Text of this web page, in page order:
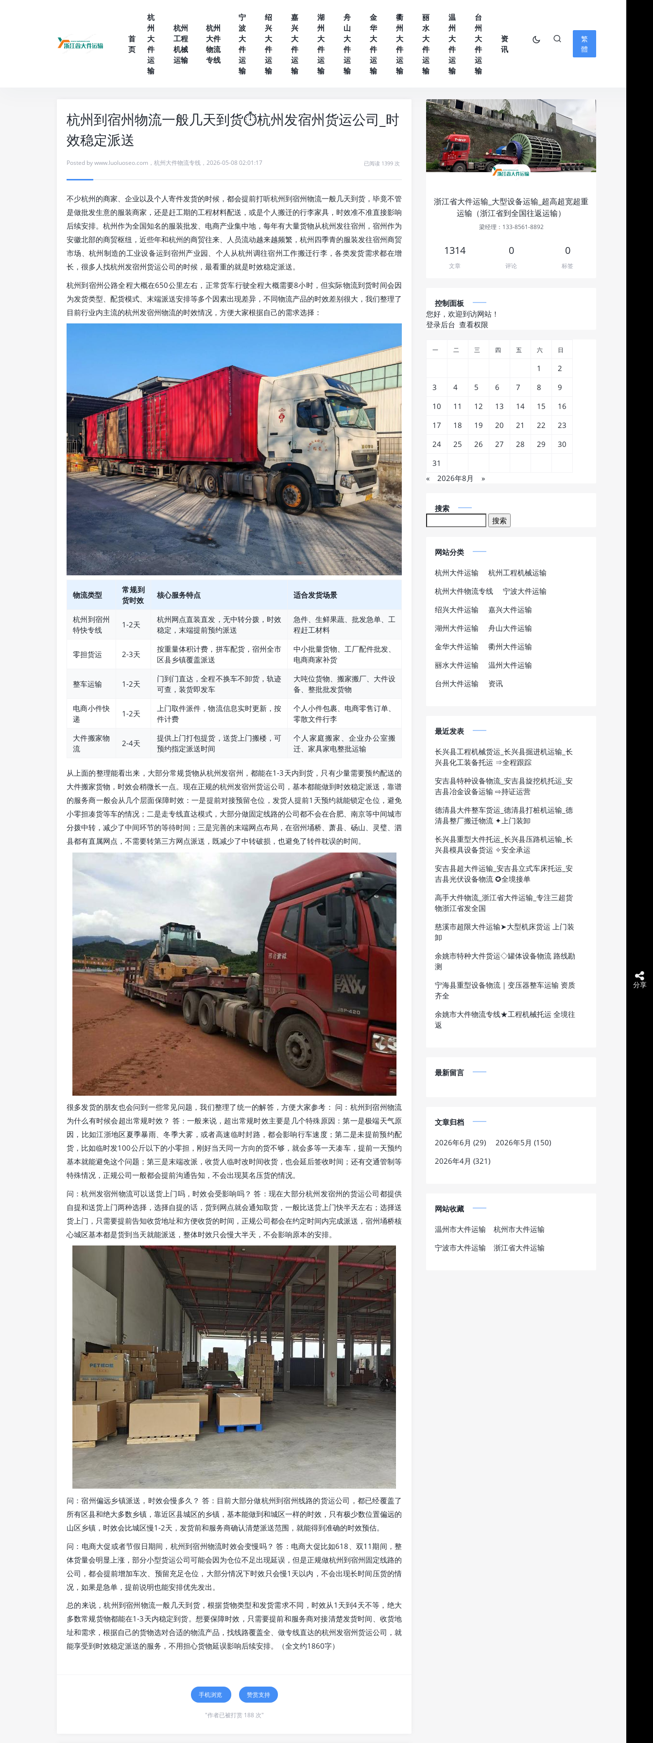
首
页
杭
州
大
件
运
输
杭州
工程
机械
运输
杭州
大件
物流
专线
宁
波
大
件
运
输
绍
兴
大
件
运
输
嘉
兴
大
件
运
输
湖
州
大
件
运
输
舟
山
大
件
运
输
金
华
大
件
运
输
衢
州
大
件
运
输
丽
水
大
件
运
输
温
州
大
件
运
输
台
州
大
件
运
输
资
讯
繁
體
杭州到宿州物流一般几天到货⏱️杭州发宿州货运公司_时
效稳定派送
Posted bywww.luoluoseo.com ， 杭州大件物流专线 ， 2026-05-08 02:01:17 已阅读 1399 次
不少杭州的商家、企业以及个人寄件发货的时候，都会提前打听杭州到宿州物流一般几天到货，毕竟不管
是做批发生意的服装商家，还是赶工期的工程材料配送，或是个人搬迁的行李家具，时效准不准直接影响
后续安排。杭州作为全国知名的服装批发、电商产业集中地，每年有大量货物从杭州发往宿州，宿州作为
安徽北部的商贸枢纽，近些年和杭州的商贸往来、人员流动越来越频繁，杭州四季青的服装发往宿州商贸
市场、杭州制造的工业设备运到宿州产业园、个人从杭州调往宿州工作搬迁行李，各类发货需求都在增
长，很多人找杭州发宿州货运公司的时候，最看重的就是时效稳定派送。
杭州到宿州公路全程大概在650公里左右，正常货车行驶全程大概需要8小时，但实际物流到货时间会因
为发货类型、配货模式、末端派送安排等多个因素出现差异，不同物流产品的时效差别很大，我们整理了
目前行业内主流的杭州发宿州物流的时效情况，方便大家根据自己的需求选择：
物流类型
常规到
货时效
核心服务特点 适合发货场景
杭州到宿州
特快专线
1-2天
杭州网点直装直发，无中转分拨，时效
稳定，末端提前预约派送
急件、生鲜果蔬、批发急单、工
程赶工材料
零担货运 2-3天
按重量体积计费，拼车配货，宿州全市
区县乡镇覆盖派送
中小批量货物、工厂配件批发、
电商商家补货
整车运输 1-2天
门到门直达，全程不换车不卸货，轨迹
可查，装货即发车
大吨位货物、搬家搬厂、大件设
备、整批批发货物
电商小件快
递
1-2天
上门取件派件，物流信息实时更新，按
件计费
个人小件包裹、电商零售订单、
零散文件行李
大件搬家物
流
2-4天
提供上门打包提货，送货上门搬楼，可
预约指定派送时间
个人家庭搬家、企业办公室搬
迁、家具家电整批运输
从上面的整理能看出来，大部分常规货物从杭州发宿州，都能在1-3天内到货，只有少量需要预约配送的
大件搬家货物，时效会稍微长一点。现在正规的杭州发宿州货运公司，基本都能做到时效稳定派送，靠谱
的服务商一般会从几个层面保障时效：一是提前对接预留仓位，发货人提前1天预约就能锁定仓位，避免
小零担凑货等车的情况；二是走专线直达模式，大部分做固定线路的公司都不会在合肥、南京等中间城市
分拨中转，减少了中间环节的等待时间；三是完善的末端网点布局，在宿州埇桥、萧县、砀山、灵璧、泗
县都有直属网点，不需要转第三方网点派送，既减少了中转破损，也避免了转件耽误的时间。
很多发货的朋友也会问到一些常见问题，我们整理了统一的解答，方便大家参考： 问：杭州到宿州物流
为什么有时候会超出常规时效？ 答：一般来说，超出常规时效主要是几个特殊原因：第一是极端天气原
因，比如江浙地区夏季暴雨、冬季大雾，或者高速临时封路，都会影响行车速度；第二是未提前预约配
货，比如临时发100公斤以下的小零担，刚好当天同一方向的货不够，就会多等一天凑车，提前一天预约
基本就能避免这个问题；第三是末端改派，收货人临时改时间收货，也会延后签收时间；还有交通管制等
特殊情况，正规公司一般都会提前沟通告知，不会出现莫名压货的情况。
问：杭州发宿州物流可以送货上门吗，时效会受影响吗？ 答：现在大部分杭州发宿州的货运公司都提供
自提和送货上门两种选择，选择自提的话，货到网点就会通知取货，一般比送货上门快半天左右；选择送
货上门，只需要提前告知收货地址和方便收货的时间，正规公司都会在约定时间内完成派送，宿州埇桥核
心城区基本都是货到当天就能派送，整体时效只会慢大半天，不会影响原本的安排。
问：宿州偏远乡镇派送，时效会慢多久？ 答：目前大部分做杭州到宿州线路的货运公司，都已经覆盖了
所有区县和绝大多数乡镇，靠近区县城区的乡镇，基本能做到和城区一样的时效，只有极少数位置偏远的
山区乡镇，时效会比城区慢1-2天，发货前和服务商确认清楚派送范围，就能得到准确的时效预估。
问：电商大促或者节假日期间，杭州到宿州物流时效会变慢吗？ 答：电商大促比如618、双11期间，整
体货量会明显上涨，部分小型货运公司可能会因为仓位不足出现延误，但是正规做杭州到宿州固定线路的
公司，都会提前增加车次、预留充足仓位，大部分情况下时效只会慢1天以内，不会出现长时间压货的情
况，如果是急单，提前说明也能安排优先发出。
总的来说，杭州到宿州物流一般几天到货，根据货物类型和发货需求不同，时效从1天到4天不等，绝大
多数常规货物都能在1-3天内稳定到货。想要保障时效，只需要提前和服务商对接清楚发货时间、收货地
址和需求，根据自己的货物选对合适的物流产品，找线路覆盖全、做专线直达的杭州发宿州货运公司，就
能享受到时效稳定派送的服务，不用担心货物延误影响后续安排。（全文约1860字）
手机浏览 赞赏支持
"作者已被打赏 188 次"
浙江省大件运输_大型设备运输_超高超宽超重
运输（浙江省到全国往返运输）
梁经理：133-8561-8892
1314
文章
0
评论
0
标签
控制面板
您好，欢迎到访网站！
登录后台 查看权限
« 2026年8月 »
一 二 三 四 五 六 日
1
2
3
4 5 6 7 8
9
10
11 12 13 14 15
16
17
18 19 20 21 22
23
24
25 26 27 28 29
30
31
搜索
网站分类
杭州大件运输
杭州工程机械运输
杭州大件物流专线
宁波大件运输
绍兴大件运输
嘉兴大件运输
湖州大件运输
舟山大件运输
金华大件运输
衢州大件运输
丽水大件运输
温州大件运输
台州大件运输
资讯
最近发表
长兴县工程机械货运_长兴县掘进机运输_长
兴县化工装备托运 ⇒全程跟踪
安吉县特种设备物流_安吉县旋挖机托运_安
吉县冶金设备运输 ⇨持证运营
德清县大件整车货运_德清县打桩机运输_德
清县整厂搬迁物流 ✦上门装卸
长兴县重型大件托运_长兴县压路机运输_长
兴县模具设备货运 ✧安全承运
安吉县超大件运输_安吉县立式车床托运_安
吉县光伏设备物流 ✪全境接单
高手大件物流_浙江省大件运输_专注三超货
物浙江省发全国
慈溪市超限大件运输➤大型机床货运 上门装
卸
余姚市特种大件货运◇罐体设备物流 路线勘
测
宁海县重型设备物流｜变压器整车运输 资质
齐全
余姚市大件物流专线★工程机械托运 全境往
返
最新留言
文章归档
2026年6月 (29)
2026年5月 (150)
2026年4月 (321)
网站收藏
温州市大件运输
杭州市大件运输
宁波市大件运输
浙江省大件运输
分享